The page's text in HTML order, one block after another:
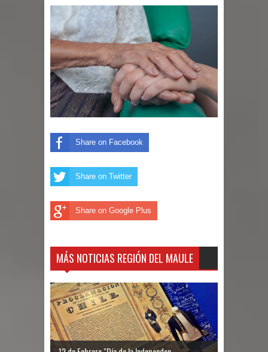
Share on Facebook
Share on Twitter
Share on Google Plus
MÁS NOTICIAS REGIÓN DEL MAULE